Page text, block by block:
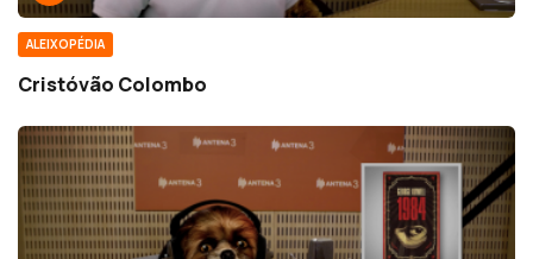
ALEIXOPÉDIA
Cristóvão Colombo